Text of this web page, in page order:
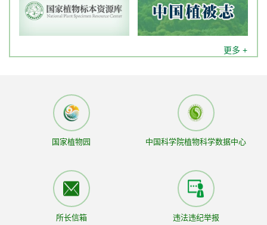
中国科学院植物研究所科研和支撑岗位招聘启事[ 2026-
07-22]
中国人与生物圈国家委员会秘书处招聘启事[ 2026-07-
更多 +
国家植物园 中国科学院植物科学数据中心
所长信箱 违法违纪举报